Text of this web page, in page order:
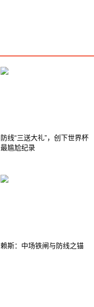
防线“三送大礼”，创下世界杯
最尴尬纪录
赖斯：中场铁闸与防线之锚